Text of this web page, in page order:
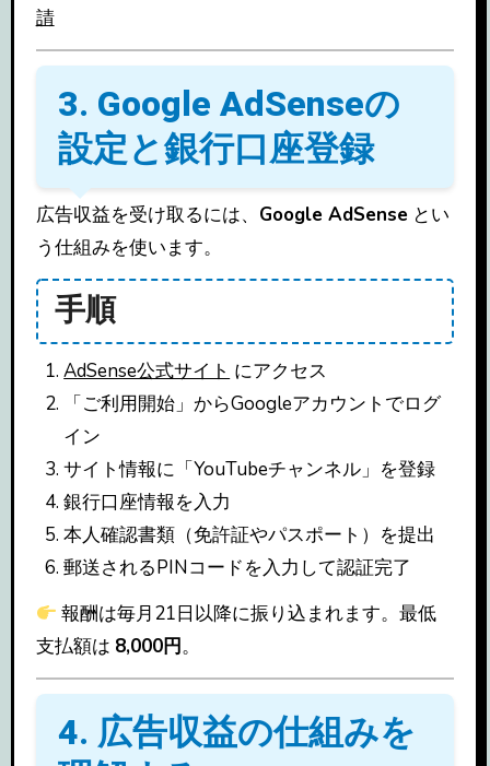
請
3. Google AdSenseの
設定と銀行口座登録
広告収益を受け取るには、 Google AdSense とい
う仕組みを使います。
手順
AdSense公式サイト にアクセス
「ご利用開始」からGoogleアカウントでログ
イン
サイト情報に「YouTubeチャンネル」を登録
銀行口座情報を入力
本人確認書類（免許証やパスポート）を提出
郵送されるPINコードを入力して認証完了
報酬は毎月21日以降に振り込まれます。最低
支払額は 8,000円。
4. 広告収益の仕組みを